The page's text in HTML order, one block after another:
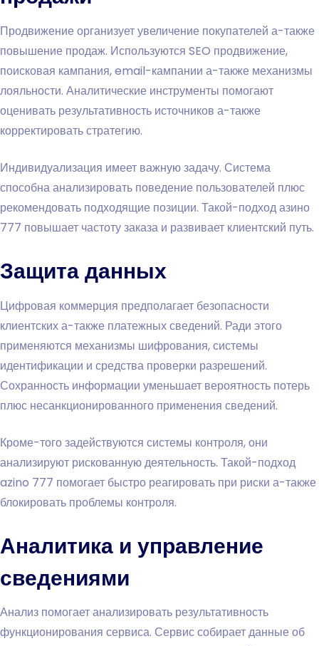
Продвижение организует увеличение покупателей а-также
повышение продаж. Используются SEO продвижение,
поисковая кампания, email-кампании а-также механизмы
лояльности. Аналитические инструменты помогают
оценивать результативность источников а-также
корректировать стратегию.
Индивидуализация имеет важную задачу. Система
способна анализировать поведение пользователей плюс
рекомендовать подходящие позиции. Такой-подход азино
777 повышает частоту заказа и развивает клиентский путь.
Защита данных
Цифровая коммерция предполагает безопасности
клиентских а-также платежных сведений. Ради этого
применяются механизмы шифрования, системы
идентификации и средства проверки разрешений.
Сохранность информации уменьшает вероятность потерь
плюс несанкционированного применения сведений.
Кроме-того задействуются системы контроля, они
анализируют рискованную деятельность. Такой-подход
azino 777 помогает быстро реагировать при риски а-также
блокировать проблемы контроля.
Аналитика и управление
сведениями
Анализ помогает анализировать результативность
функционирования сервиса. Сервис собирает данные об